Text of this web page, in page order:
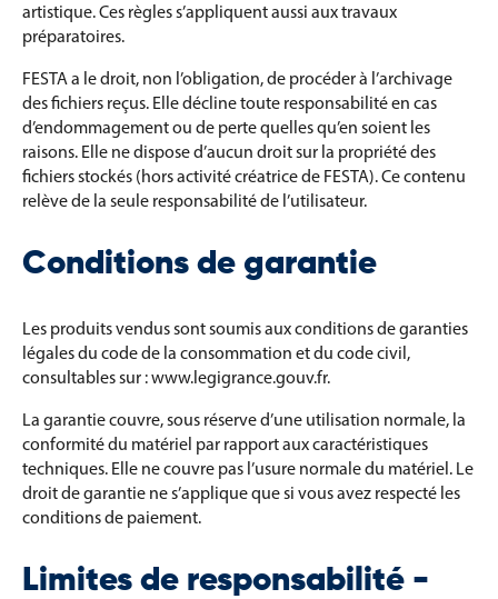
artistique. Ces règles s’appliquent aussi aux travaux
préparatoires.
FESTA a le droit, non l’obligation, de procéder à l’archivage
des fichiers reçus. Elle décline toute responsabilité en cas
d’endommagement ou de perte quelles qu’en soient les
raisons. Elle ne dispose d’aucun droit sur la propriété des
fichiers stockés (hors activité créatrice de FESTA). Ce contenu
relève de la seule responsabilité de l’utilisateur.
Conditions de garantie
Les produits vendus sont soumis aux conditions de garanties
légales du code de la consommation et du code civil,
consultables sur : www.legigrance.gouv.fr.
La garantie couvre, sous réserve d’une utilisation normale, la
conformité du matériel par rapport aux caractéristiques
techniques. Elle ne couvre pas l’usure normale du matériel. Le
droit de garantie ne s’applique que si vous avez respecté les
conditions de paiement.
Limites de responsabilité -